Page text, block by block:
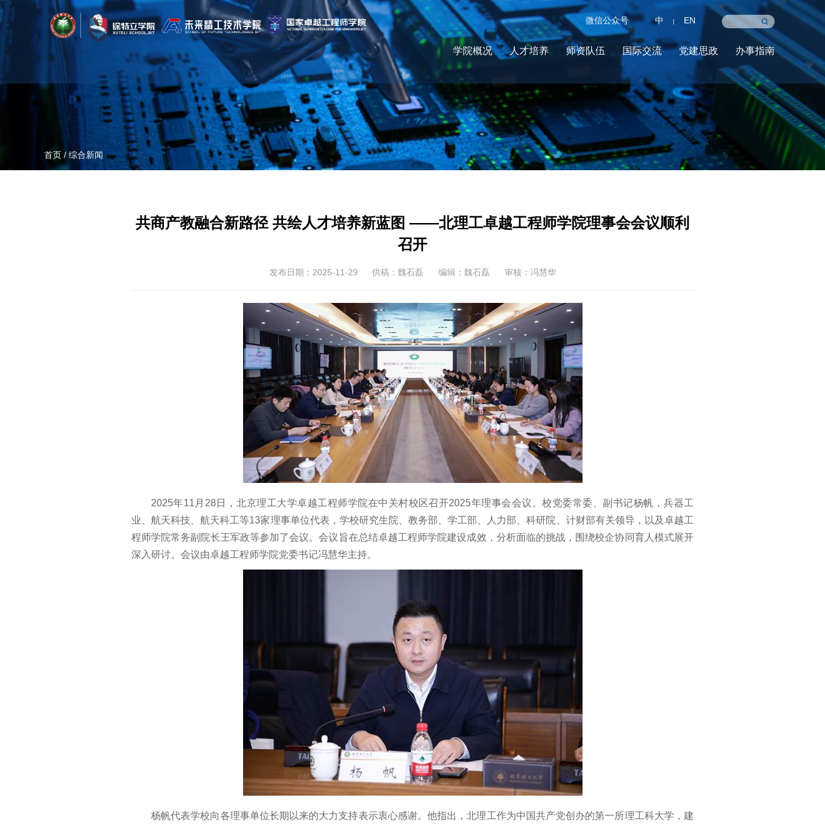
学院概况 人才培养 师资队伍 国际交流 党建思政 办事指南
微信公众号 中 | EN
首页 /综合新闻
共商产教融合新路径 共绘人才培养新蓝图 ——北理工卓越工程师学院理事会会议顺利
召开
发布日期：2025-11-29 供稿：魏石磊 编辑：魏石磊 审核：冯慧华
2025年11月28日，北京理工大学卓越工程师学院在中关村校区召开2025年理事会会议。校党委常委、副书记杨帆，兵器工
业、航天科技、航天科工等13家理事单位代表，学校研究生院、教务部、学工部、人力部、科研院、计财部有关领导，以及卓越工
程师学院常务副院长王军政等参加了会议。会议旨在总结卓越工程师学院建设成效，分析面临的挑战，围绕校企协同育人模式展开
深入研讨。会议由卓越工程师学院党委书记冯慧华主持。
杨帆代表学校向各理事单位长期以来的大力支持表示衷心感谢。他指出，北理工作为中国共产党创办的第一所理工科大学，建